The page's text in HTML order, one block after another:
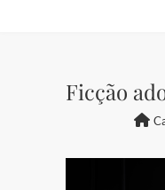
Ficção